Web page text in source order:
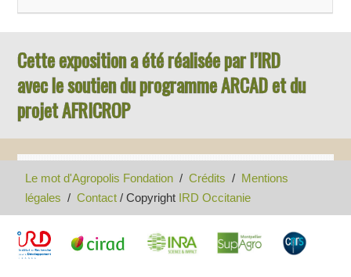
Cette exposition a été réalisée par l’IRD
avec le soutien du programme ARCAD et du
projet AFRICROP
Le mot d'Agropolis Fondation /Crédits / Mentions
légales /Contact / Copyright IRD Occitanie